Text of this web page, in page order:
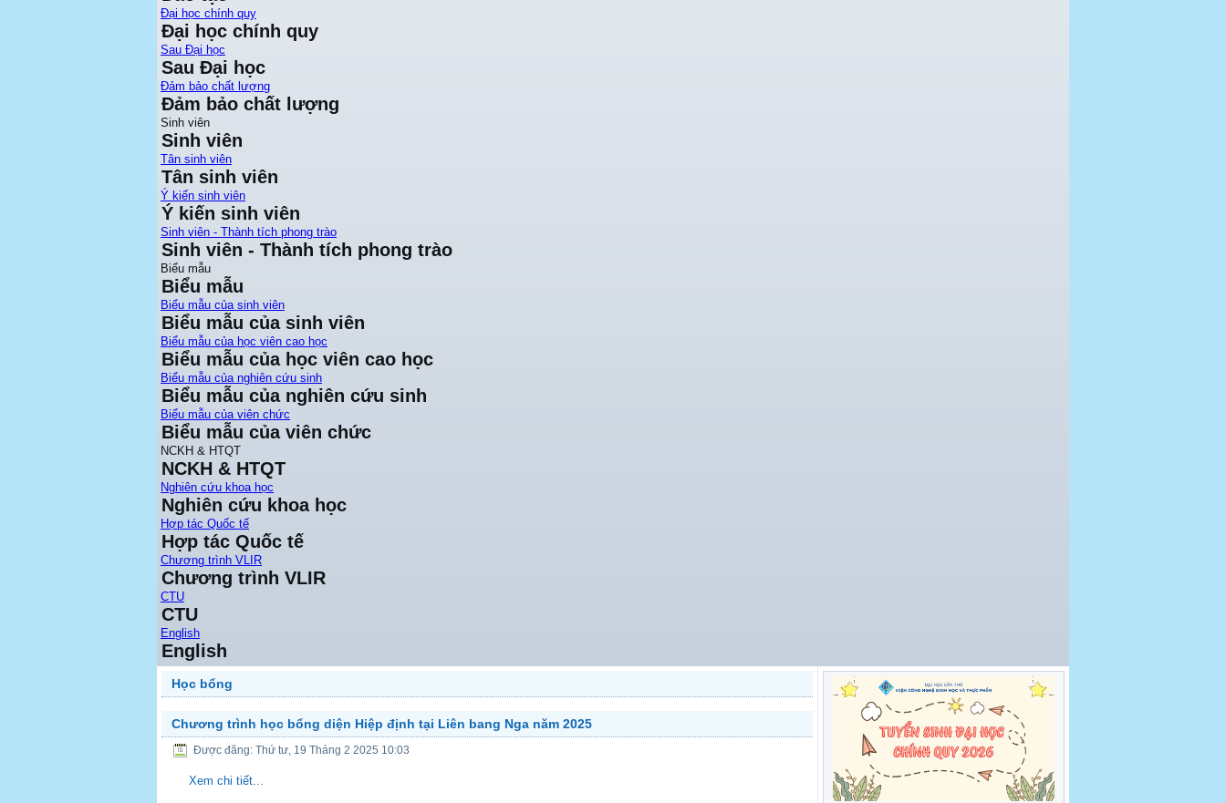
Đại học chính quy
Đại học chính quy
Sau Đại học
Sau Đại học
Đảm bảo chất lượng
Đảm bảo chất lượng
Sinh viên
Sinh viên
Tân sinh viên
Tân sinh viên
Ý kiến sinh viên
Ý kiến sinh viên
Sinh viên - Thành tích phong trào
Sinh viên - Thành tích phong trào
Biểu mẫu
Biểu mẫu
Biểu mẫu của sinh viên
Biểu mẫu của sinh viên
Biểu mẫu của học viên cao học
Biểu mẫu của học viên cao học
Biểu mẫu của nghiên cứu sinh
Biểu mẫu của nghiên cứu sinh
Biểu mẫu của viên chức
Biểu mẫu của viên chức
NCKH & HTQT
NCKH & HTQT
Nghiên cứu khoa học
Nghiên cứu khoa học
Hợp tác Quốc tế
Hợp tác Quốc tế
Chương trình VLIR
Chương trình VLIR
CTU
CTU
English
English
Học bổng
Chương trình học bổng diện Hiệp định tại Liên bang Nga năm 2025
Được đăng: Thứ tư, 19 Tháng 2 2025 10:03
Xem chi tiết...